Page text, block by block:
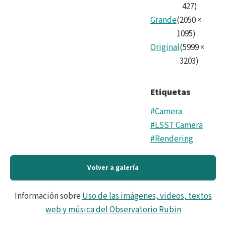
427)
Grande(2050×
1095)
Original(5999×
3203)
Etiquetas
#Camera
#LSST Camera
#Rendering
Volver a galería
Información sobreUso de las imágenes, videos, textos
web y música del Observatorio Rubin